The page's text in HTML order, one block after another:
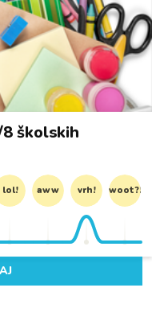
školskih
lol! aww vrh! woot?!